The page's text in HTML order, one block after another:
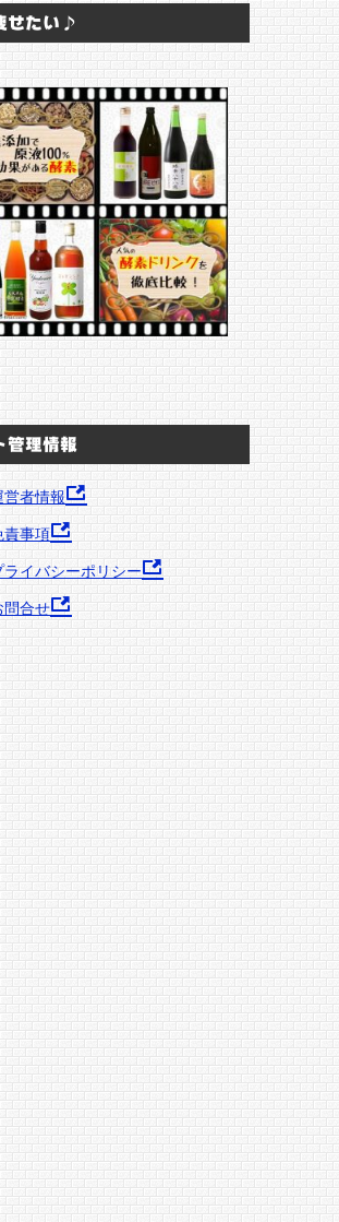
せたい♪
管理情報
営者情報
責事項
ライバシーポリシー
問合せ